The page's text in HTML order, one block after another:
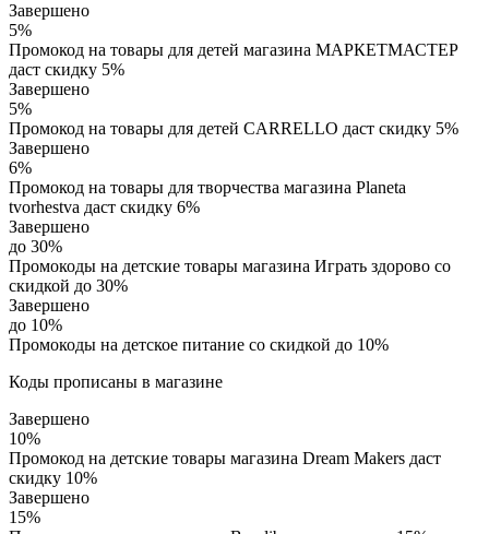
Завершено
5%
Промокод на товары для детей магазина МАРКЕТМАСТЕР
даст скидку 5%
Завершено
5%
Промокод на товары для детей CARRELLO даст скидку 5%
Завершено
6%
Промокод на товары для творчества магазина Planeta
tvorhestva даст скидку 6%
Завершено
до 30%
Промокоды на детские товары магазина Играть здорово со
скидкой до 30%
Завершено
до 10%
Промокоды на детское питание со скидкой до 10%
Коды прописаны в магазине
Завершено
10%
Промокод на детские товары магазина Dream Makers даст
скидку 10%
Завершено
15%